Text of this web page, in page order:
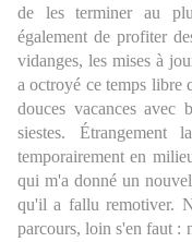
de les terminer au
également de profiter
vidanges, les mises à
a octroyé ce temps libre
douces vacances avec
siestes. Étrangement
temporairement en
qui m'a donné un
qu'il a fallu remotiver.
parcours, loin s'en faut :